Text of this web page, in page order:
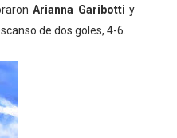
Arianna Garibotti y
de dos goles, 4-6.